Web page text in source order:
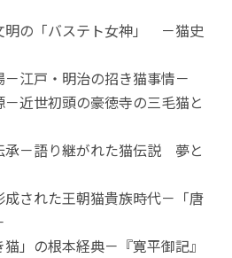
の「バステト女神」 －猫史
江戸・明治の招き猫事情－
近世初頭の豪徳寺の三毛猫と
－語り継がれた猫伝説 夢と
された王朝猫貴族時代－「唐
」の根本経典－『寛平御記』